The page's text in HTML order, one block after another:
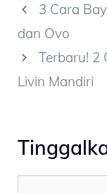
3 Cara
dan Ovo
Terbaru! 2
Livin Mandiri